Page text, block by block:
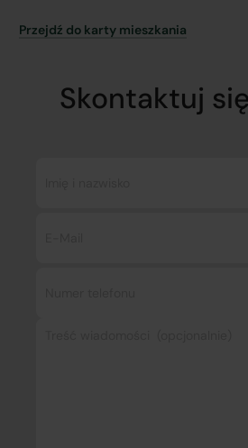
Przejdź do karty mieszkania
Skontaktuj